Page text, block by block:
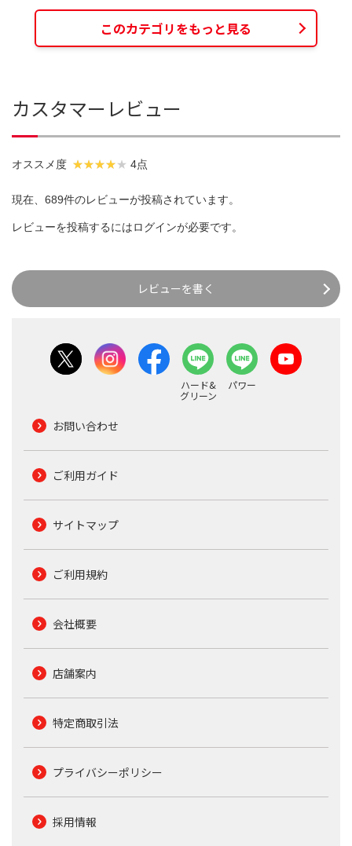
このカテゴリをもっと見る
カスタマーレビュー
オススメ度 4点
現在、689件のレビューが投稿されています。
レビューを投稿するにはログインが必要です。
レビューを書く
ハード&
グリーン
パワー
お問い合わせ
ご利用ガイド
サイトマップ
ご利用規約
会社概要
店舗案内
特定商取引法
プライバシーポリシー
採用情報